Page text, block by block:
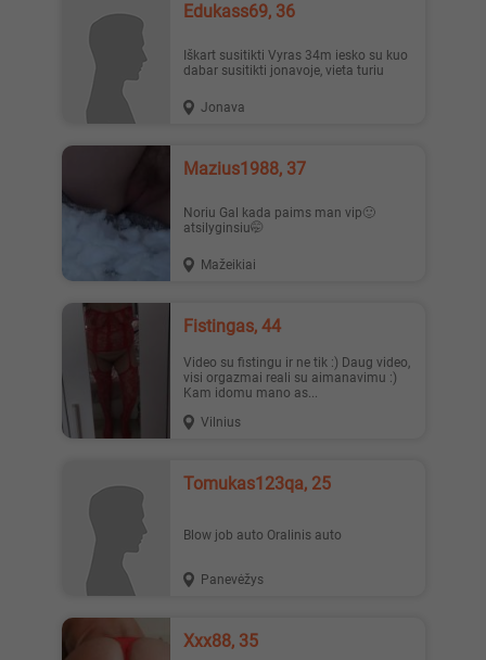
Edukass69, 36
dabar susitikti jonavoje, vieta turiu
Jonava
Mazius1988, 37
Noriu Gal kada paims man vip🙂
atsilyginsiu🤭
Mažeikiai
Fistingas, 44
Video su fistingu ir ne tik :) Daug video,
visi orgazmai reali su aimanavimu :)
Kam idomu mano as...
Vilnius
Tomukas123qa, 25
Blow job auto Oralinis auto
Panevėžys
Xxx88, 35